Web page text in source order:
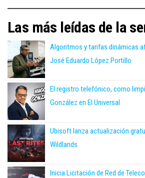
Las más leídas de la
Algoritmos y tarifas dinámicas
José Eduardo López Portillo
El registro telefónico, como
González en El Universal
Ubisoft lanza actualización
Wildlands
Inicia Licitación de Red de